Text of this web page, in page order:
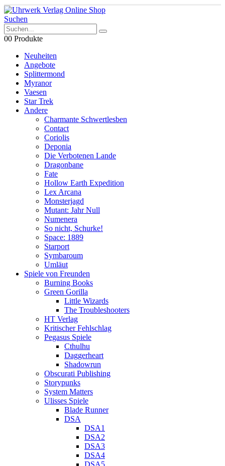
Suchen
00 Produkte
Neuheiten
Angebote
Splittermond
Myranor
Vaesen
Star Trek
Andere
Charmante Schwertlesben
Contact
Coriolis
Deponia
Die Verbotenen Lande
Dragonbane
Fate
Hollow Earth Expedition
Lex Arcana
Monsterjagd
Mutant: Jahr Null
Numenera
So nicht, Schurke!
Space: 1889
Starport
Symbaroum
Umläut
Spiele von Freunden
Burning Books
Green Gorilla
Little Wizards
The Troubleshooters
HT Verlag
Kritischer Fehlschlag
Pegasus Spiele
Cthulhu
Daggerheart
Shadowrun
Obscurati Publishing
Storypunks
System Matters
Ulisses Spiele
Blade Runner
DSA
DSA1
DSA2
DSA3
DSA4
DSA5